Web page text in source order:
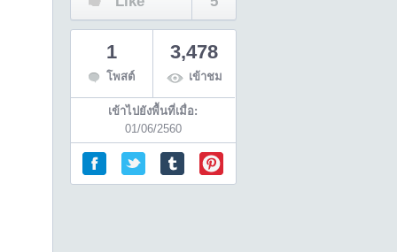
1
โพสต์
3,478
เข้าชม
เข้าไปยังพื้นที่เมื่อ:
01/06/2560